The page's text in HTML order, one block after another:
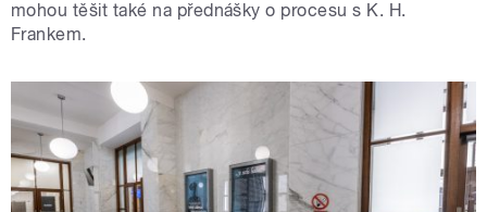
mohou těšit také na přednášky o procesu s K. H.
Frankem.